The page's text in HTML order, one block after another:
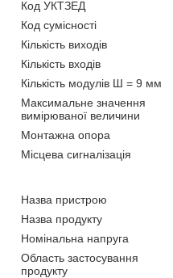
Код УКТЗЕД
Код сумісності
Кількість виходів
Кількість входів
Кількість модулів Ш = 9 мм
Максимальне значення
вимірюваної величини
Монтажна опора
Місцева сигналізація
Назва пристрою
Назва продукту
Номінальна напруга
Область застосування
продукту